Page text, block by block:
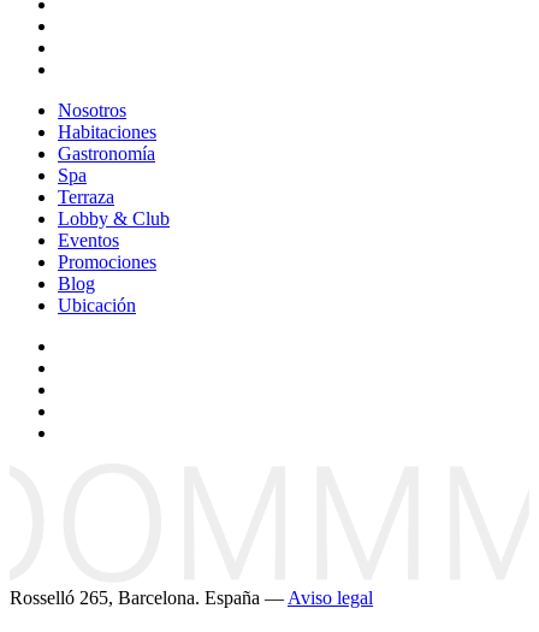
Nosotros
Habitaciones
Gastronomía
Spa
Terraza
Lobby & Club
Eventos
Promociones
Blog
Ubicación
Rosselló 265, Barcelona. España — Aviso legal